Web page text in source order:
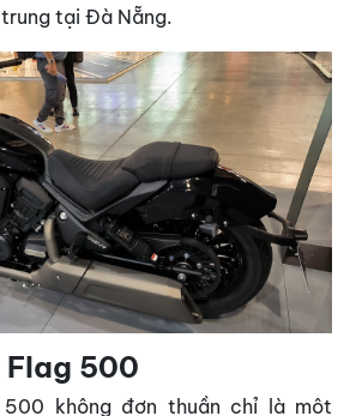
tại Đà Nẵng.
Flag 500
500 không đơn thuần chỉ là một